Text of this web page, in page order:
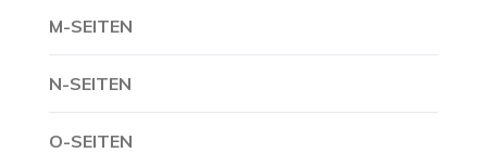
M-SEITEN
N-SEITEN
O-SEITEN